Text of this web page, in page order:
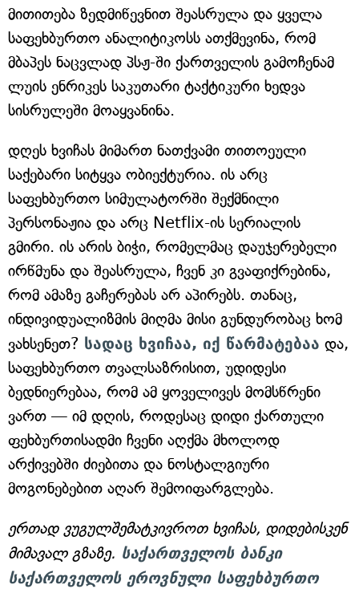
მითითება ზედმიწევნით შეასრულა და ყველა
საფეხბურთო ანალიტიკოსს ათქმევინა, რომ
მბაპეს ნაცვლად პსჟ-ში ქართველის გამოჩენამ
ლუის ენრიკეს საკუთარი ტაქტიკური ხედვა
სისრულეში მოაყვანინა.
დღეს ხვიჩას მიმართ ნათქვამი თითოეული
საქებარი სიტყვა ობიექტურია. ის არც
საფეხბურთო სიმულატორში შექმნილი
პერსონაჟია და არც Netflix-ის სერიალის
გმირი. ის არის ბიჭი, რომელმაც დაუჯერებელი
ირწმუნა და შეასრულა, ჩვენ კი გვაფიქრებინა,
რომ ამაზე გაჩერებას არ აპირებს. თანაც,
ინდივიდუალიზმის მიღმა მისი გუნდურობაც ხომ
ვახსენეთ? სადაც ხვიჩაა, იქ წარმატებაა და,
საფეხბურთო თვალსაზრისით, უდიდესი
ბედნიერებაა, რომ ამ ყოველივეს მომსწრენი
ვართ — იმ დღის, როდესაც დიდი ქართული
ფეხბურთისადმი ჩვენი აღქმა მხოლოდ
არქივებში ძიებითა და ნოსტალგიური
მოგონებებით აღარ შემოიფარგლება.
ერთად ვუგულშემატკივროთ ხვიჩას, დიდებისკენ
მიმავალ გზაზე. საქართველოს ბანკი
საქართველოს ეროვნული საფეხბურთო